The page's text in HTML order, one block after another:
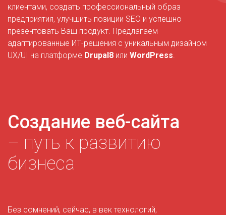
клиентами, создать профессиональный образ
предприятия, улучшить позиции SEO и успешно
презентовать Ваш продукт. Предлагаем
адаптированные ИТ-решения с уникальным дизайном
UX/UI на платформе Drupal8 или WordPress.
Создание веб-сайта
– путь к развитию
бизнеса
Без сомнений, сейчас, в век технологий,